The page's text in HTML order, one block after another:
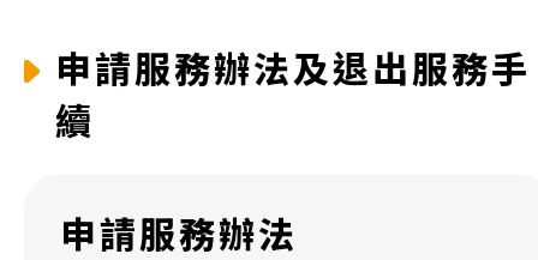
申請服務辦法及退出服務手
續
申請服務辦法